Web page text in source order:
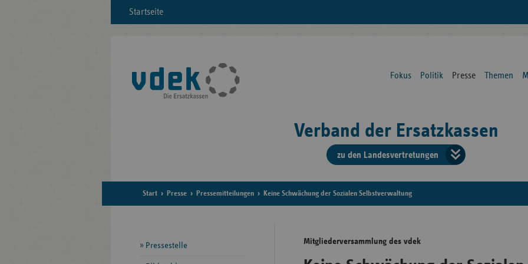
Startseite
Fokus Politik Presse Themen
Verband der Ersatzkassen
zu den Landesvertretungen
der
Start Presse Pressemitteilungen Keine Schwächung der Sozialen Selbstverwaltung
Mitgliederversammlung des vdek
Seitennavigation
Pressestelle